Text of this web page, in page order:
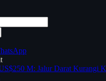
M: Jalur Darat Kurangi